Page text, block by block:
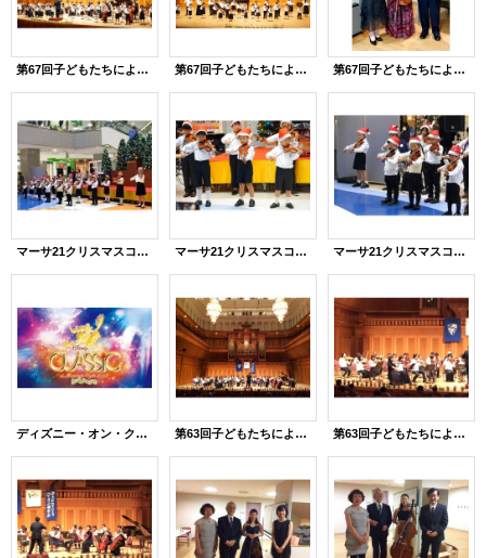
第67回子どもたちによるバイオリンコンサート♪１ 第67回子どもたちによるバイオリンコンサート♪２ 第67回子どもたちによるバイオリンコンサート♪３
マーサ21クリスマスコンサート♪１ マーサ21クリスマスコンサート♪２ マーサ21クリスマスコンサート♪３
ディズニー・オン・クラシック〜まほうの夜の音楽会〜 第63回子どもたちによるヴァイオリンコンサート♪１ 第63回子どもたちによるヴァイオリンコンサート♪２